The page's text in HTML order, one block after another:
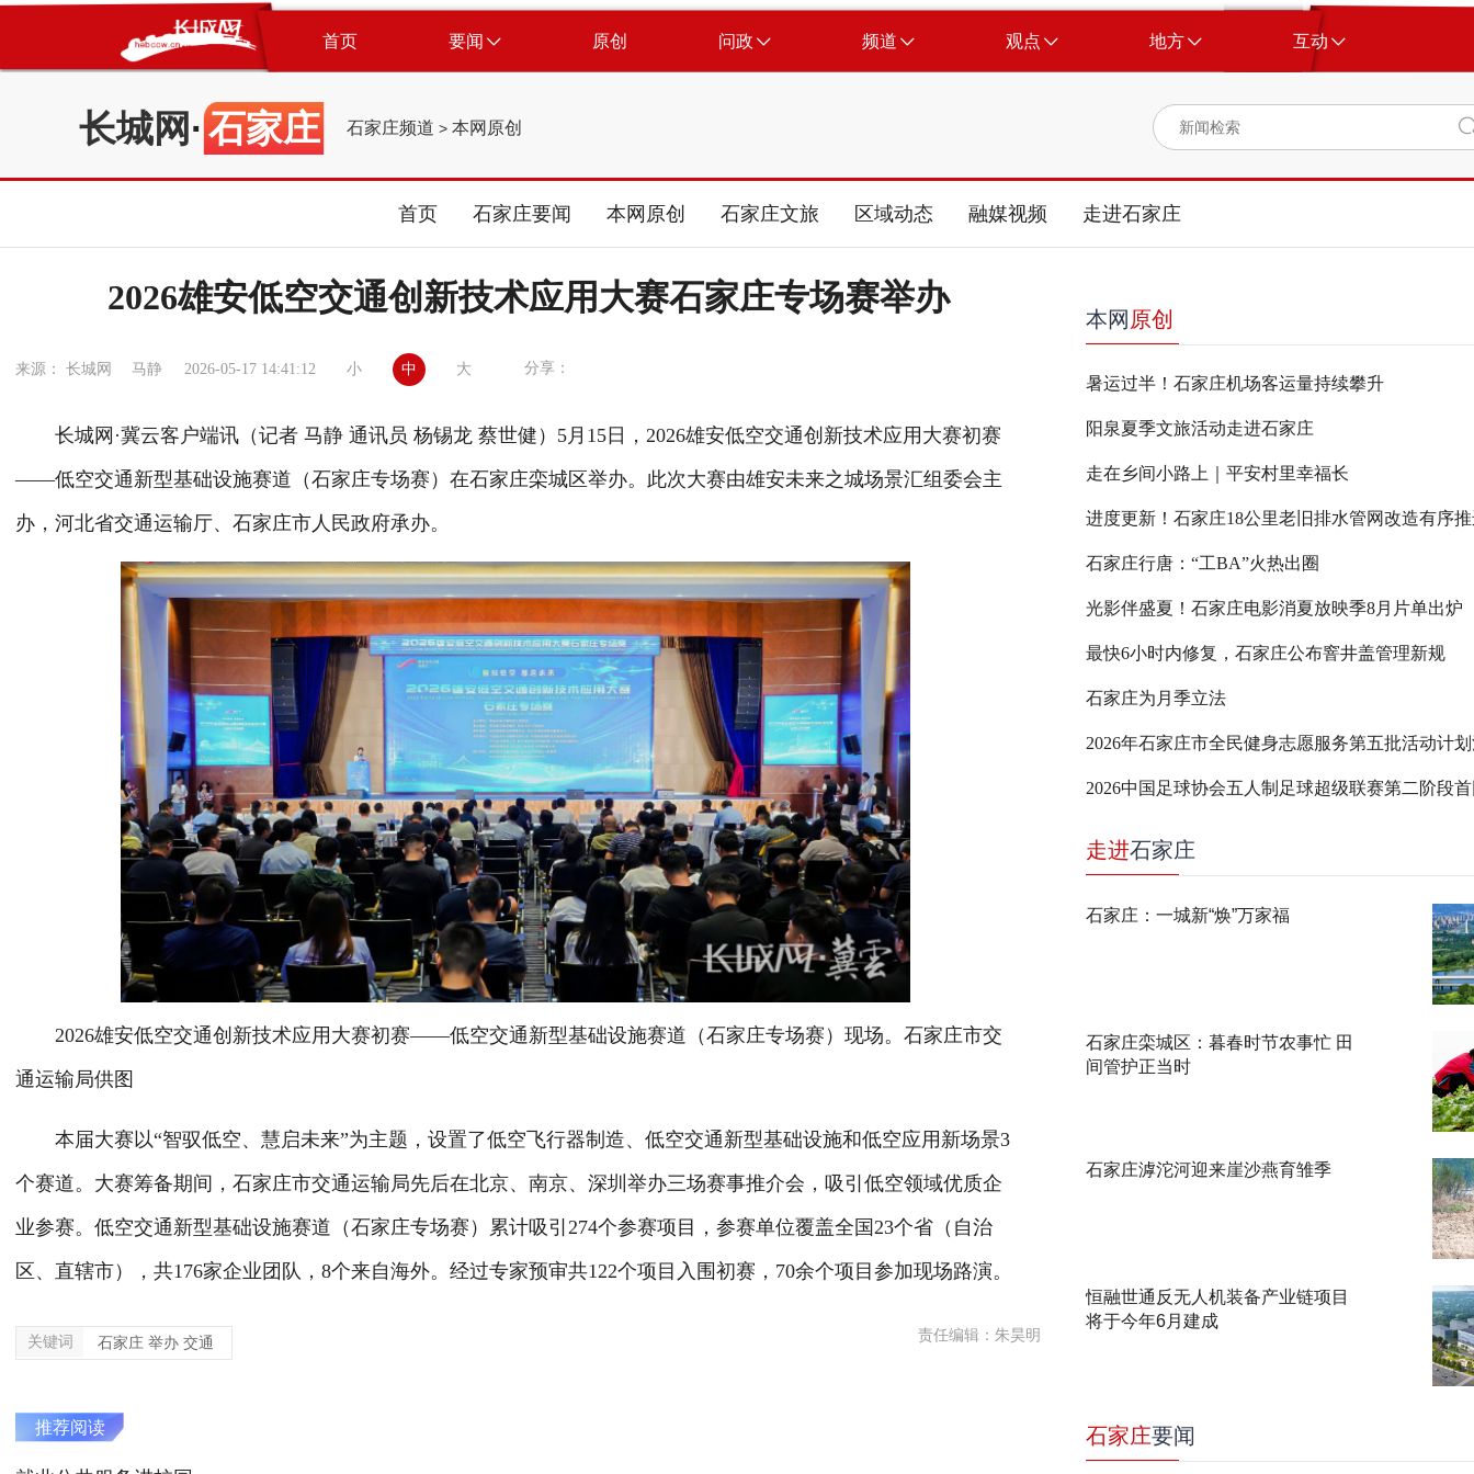
首页 要闻 原创 问政 频道 观点 地方 互动
长城网 ·石家庄 石家庄频道 > 本网原创
首页 石家庄要闻 本网原创 石家庄文旅 区域动态 融媒视频 走进石家庄
2026雄安低空交通创新技术应用大赛石家庄专场赛举办
来源： 长城网 马静 2026-05-17 14:41:12 小 中 大 分享：
长城网·冀云客户端讯（记者 马静 通讯员 杨锡龙 蔡世健）5月15日，2026雄安低空交通创新技术应用大赛初赛
——低空交通新型基础设施赛道（石家庄专场赛）在石家庄栾城区举办。此次大赛由雄安未来之城场景汇组委会主
办，河北省交通运输厅、石家庄市人民政府承办。
2026雄安低空交通创新技术应用大赛初赛——低空交通新型基础设施赛道（石家庄专场赛）现场。石家庄市交
通运输局供图
本届大赛以“智驭低空、慧启未来”为主题，设置了低空飞行器制造、低空交通新型基础设施和低空应用新场景3
个赛道。大赛筹备期间，石家庄市交通运输局先后在北京、南京、深圳举办三场赛事推介会，吸引低空领域优质企
业参赛。低空交通新型基础设施赛道（石家庄专场赛）累计吸引274个参赛项目，参赛单位覆盖全国23个省（自治
区、直辖市），共176家企业团队，8个来自海外。经过专家预审共122个项目入围初赛，70余个项目参加现场路演。
关键词 石家庄 举办 交通 责任编辑：朱昊明
推荐阅读
本网 原创
暑运过半！石家庄机场客运量持续攀升
阳泉夏季文旅活动走进石家庄
走在乡间小路上｜平安村里幸福长
进度更新！石家庄18公里老旧排水管网改造有序
石家庄行唐：“工BA”火热出圈
光影伴盛夏！石家庄电影消夏放映季8月片单出炉
最快6小时内修复，石家庄公布窨井盖管理新规
石家庄为月季立法
2026年石家庄市全民健身志愿服务第五批活动计
2026中国足球协会五人制足球超级联赛第二阶段
走进石家庄
石家庄：一城新“焕”万家福
石家庄栾城区：暮春时节农事忙 田
间管护正当时
石家庄滹沱河迎来崖沙燕育雏季
恒融世通反无人机装备产业链项目
将于今年6月建成
石家庄要闻